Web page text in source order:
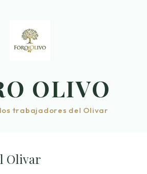
OLIVO
trabajadores del Olivar
Olivar